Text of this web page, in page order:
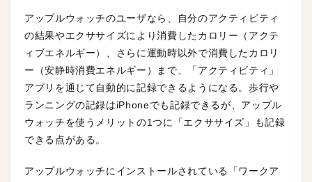
アップルウォッチのユーザなら、自分のアクティビティ
の結果やエクササイズにより消費したカロリー（アクテ
ィブエネルギー）、さらに運動時以外で消費したカロリ
ー（安静時消費エネルギー）まで、「アクティビティ」
アプリを通じて自動的に記録できるようになる。歩行や
ランニングの記録はiPhoneでも記録できるが、アップル
ウォッチを使うメリットの1つに「エクササイズ」も記録
できる点がある。
アップルウォッチにインストールされている「ワークア